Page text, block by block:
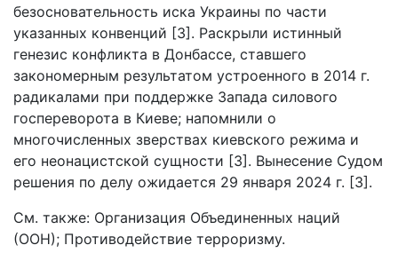
безосновательность иска Украины по части
указанных конвенций [3]. Раскрыли истинный
генезис конфликта в Донбассе, ставшего
закономерным результатом устроенного в 2014 г.
радикалами при поддержке Запада силового
госпереворота в Киеве; напомнили о
многочисленных зверствах киевского режима и
его неонацистской сущности [3]. Вынесение Судом
решения по делу ожидается 29 января 2024 г. [3].
См. также: Организация Объединенных наций
(ООН); Противодействие терроризму.